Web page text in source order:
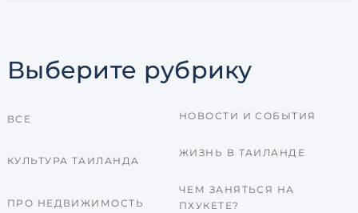
Выберите рубрику
ВСЕ
КУЛЬТУРА ТАИЛАНДА
ПРО НЕДВИЖИМОСТЬ
НОВОСТИ И СОБЫТИЯ
ЖИЗНЬ В ТАИЛАНДЕ
ЧЕМ ЗАНЯТЬСЯ НА
ПХУКЕТЕ?